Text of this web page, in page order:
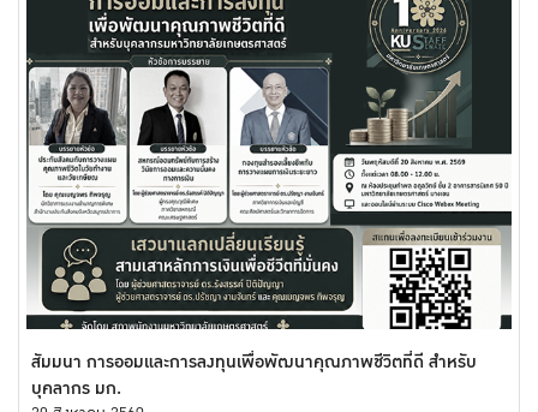
สัมมนา การออมและการลงทุนเพื่อพัฒนาคุณภาพชีวิตที่ดี สำหรับ
บุคลากร มก.